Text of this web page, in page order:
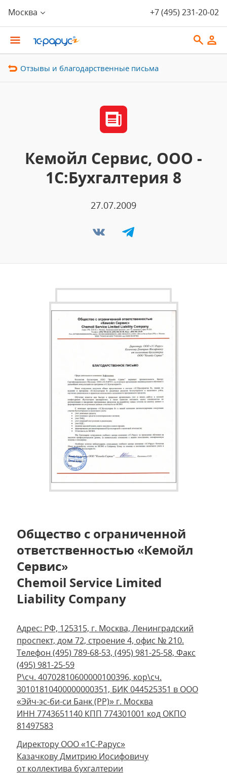
Москва +7 (495) 231-20-02
Отзывы и благодарственные письма
Кемойл Сервис, ООО -
1С:Бухгалтерия 8
27.07.2009
Общество с ограниченной
ответственностью «Кемойл
Сервис»
Chemoil Service Limited
Liability Company
Адрес: РФ, 125315, г. Москва, Ленинградский
проспект, дом 72, строение 4, офис № 210.
Телефон (495) 789-68-53, (495) 981-25-58, Факс
(495) 981-25-59
Р\сч. 40702810600000100396, кор\сч.
30101810400000000351, БИК 044525351 в ООО
«Эйч-эс-би-си Банк (РР)» г. Москва
ИНН 7743651140 КПП 774301001 код ОКПО
81497583
Директору ООО «1С-Рарус»
Казачкову Дмитрию Иосифовичу
от коллектива бухгалтерии